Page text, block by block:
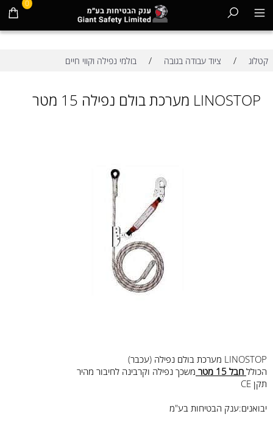
0
קטלוג / ציוד עבודה בגובה / בולמי נפילה וקווי חיים
LINOSTOP מערכת בולם נפילה 15 מטר
LINOSTOP מערכת בולם נפילה (עכבר)
הכולל חבל 15 מטר
משכך נפילה וקרבינה לחיבור מהיר
תקן CE
יבואנים:ענק הבטיחות בע"מ